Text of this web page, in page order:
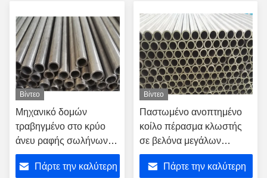
Βίντεο
Μηχανικό δομών
τραβηγμένο στο κρύο
άνευ ραφής σωλήνων
πάχος τοίχων κύκλων
μαύρο 32mm
Πάρτε την καλύτερη
Βίντεο
Παστωμένο ανοπτημένο
κοίλο πέρασμα κλωστής
σε βελόνα μεγάλων
διαμέτρων E355 E235
σωλήνων χάλυβα
Πάρτε την καλύτερη